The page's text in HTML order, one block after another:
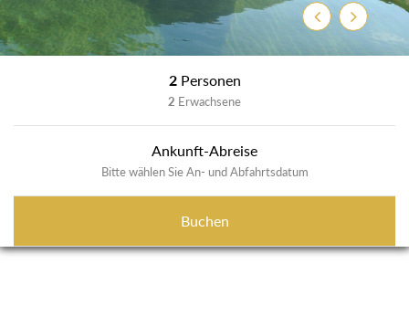
ZurückWeiter
2 Personen
2 Erwachsene
Ankunft-Abreise
Bitte wählen Sie An- und Abfahrtsdatum
Buchen